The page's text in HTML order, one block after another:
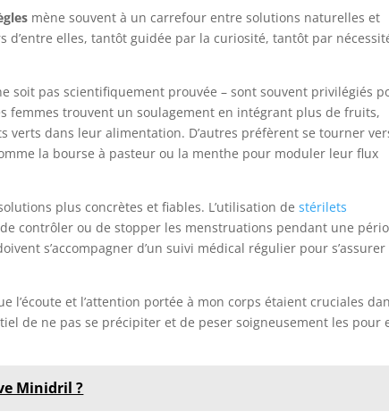
mène souvent à un carrefour entre solutions naturelles et
elles, tantôt guidée par la curiosité, tantôt par
soit pas scientifiquement prouvée – sont souvent privilégiés
femmes trouvent un soulagement en intégrant plus de fruits,
verts dans leur alimentation. D’autres préfèrent se tourner
la bourse à pasteur ou la menthe pour moduler leur flux
plus concrètes et fiables. L’utilisation destérilets
contrôler ou de stopper les menstruations pendant une
s’accompagner d’un suivi médical régulier pour s’assurer
l’écoute et l’attention portée à mon corps étaient cruciales
de ne pas se précipiter et de peser soigneusement les pour
Minidril ?